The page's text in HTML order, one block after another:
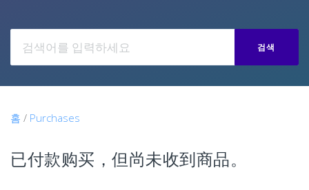
검색
홈 / Purchases
已付款购买，但尚未收到商品。